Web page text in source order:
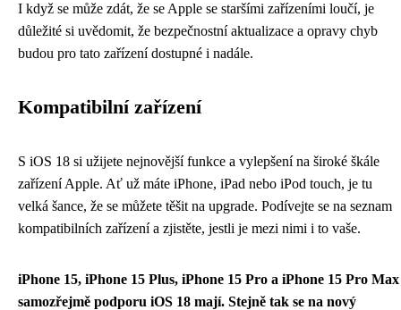
I když se může zdát, že se Apple se staršími zařízeními loučí, je
důležité si uvědomit, že bezpečnostní aktualizace a opravy chyb
budou pro tato zařízení dostupné i nadále.
Kompatibilní zařízení
S iOS 18 si užijete nejnovější funkce a vylepšení na široké škále
zařízení Apple. Ať už máte iPhone, iPad nebo iPod touch, je tu
velká šance, že se můžete těšit na upgrade. Podívejte se na seznam
kompatibilních zařízení a zjistěte, jestli je mezi nimi i to vaše.
iPhone 15, iPhone 15 Plus, iPhone 15 Pro a iPhone 15 Pro Max
samozřejmě podporu iOS 18 mají. Stejně tak se na nový